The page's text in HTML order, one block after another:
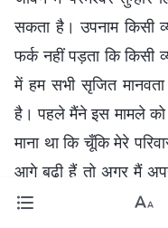
सकता है। उपनाम किसी
फर्क नहीं पड़ता कि किसी
में हम सभी सृजित
है। पहले मैंने इस मामले को
माना था कि चूँकि मेरे
आगे बढ़ी हैं तो अगर मैं
पैदा नहीं करता हूँ तो मैं